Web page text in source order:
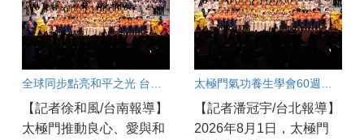
【記者徐和風/台南報導】
太極門推動良心、愛與和
【記者潘冠宇/台北報導】
2026年8月1日，太極門